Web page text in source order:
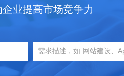
业提高市场竞争力